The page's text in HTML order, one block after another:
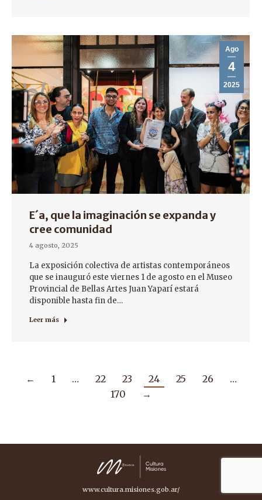
Ago
4
2025
E´a, que la imaginación se expanda y
cree comunidad
4 agosto, 2025
La exposición colectiva de artistas contemporáneos
que se inauguró este viernes 1 de agosto en el Museo
Provincial de Bellas Artes Juan Yaparí estará
disponible hasta fin de…
Leer más
← 1 … 22 23 24 25 26
…
170
→
www.cultura.misiones.gob.ar/